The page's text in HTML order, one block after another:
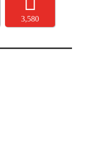
3,580